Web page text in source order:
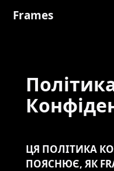
Frames
ЦЯ ПОЛІТИКА
ПОЯСНЮЄ, ЯК